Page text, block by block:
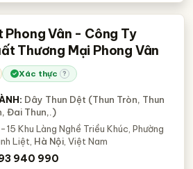
Phong Vân - Công Ty
Thương Mại Phong Vân
Xác thực ?
Dây Thun Dệt (Thun Tròn, Thun
Đai Thun,.)
15 Khu Làng Nghề Triều Khúc, Phường
Liệt, Hà Nội , Việt Nam
940 990